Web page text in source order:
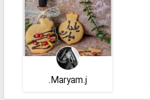
Maryam.j.